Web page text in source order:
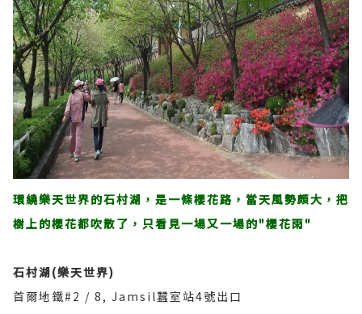
環繞樂天世界的石村湖，是一條櫻花路，當天風勢頗大，把
樹上的櫻花都吹散了，只看見一場又一場的"櫻花雨"
石村湖(樂天世界)
首爾地鐵#2 / 8, Jamsil蠶室站4號出口